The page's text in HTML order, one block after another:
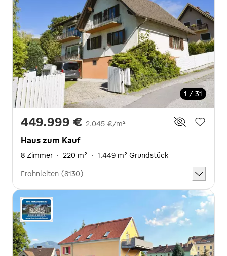
1 / 31
449.999 € 2.045 €/m²
Haus zum Kauf
8 Zimmer · 220 m² · 1.449 m² Grundstück
Frohnleiten (8130)